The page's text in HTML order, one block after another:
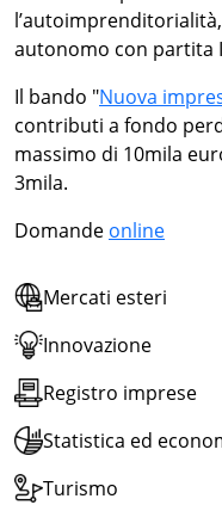
autonomo con partita
Il bando "Nuova
contributi a fondo
massimo di 10mila
3mila.
Domande online
Mercati esteri
Innovazione
Registro imprese
Statistica ed
Turismo